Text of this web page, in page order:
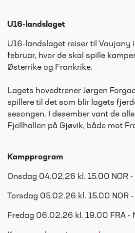
U16-landslaget
U16-landslaget reiser til Vaujany
februar, hvor de skal spille
Østerrike og Frankrike.
Lagets hovedtrener Jørgen
spillere til det som blir lagets
sesongen. I desember vant de
Fjellhallen på Gjøvik, både mot
Kampprogram
Onsdag 04.02.26 kl. 15.00 NOR -
Torsdag 05.02.26 kl. 15.00 NOR -
Fredag 06.02.26 kl. 19.00 FRA -